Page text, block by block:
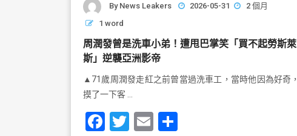
By News Leakers 2026-05-31
2 個月
1 word
周潤發曾是洗車小弟！遭甩巴掌笑「買不起勞斯萊
斯」逆襲亞洲影帝
▲71歲周潤發走紅之前曾當過洗車工，當時他因為好奇，
摸了一下客 …
F
T
E